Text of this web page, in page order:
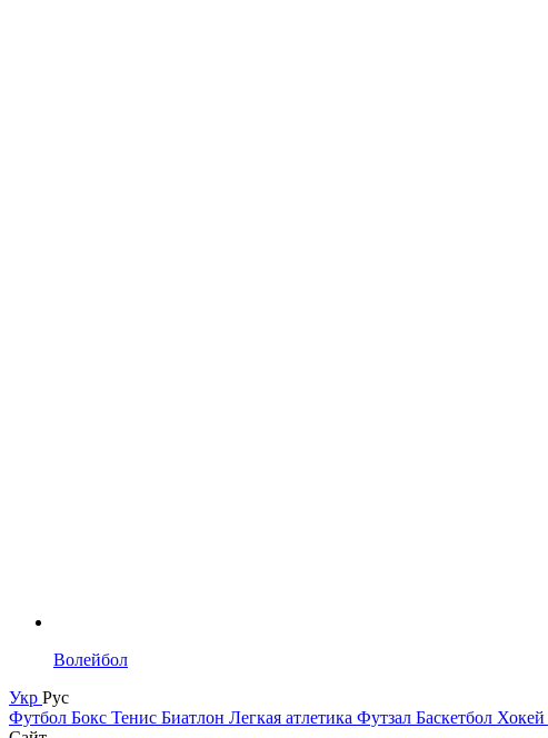
Волейбол
Укр Рус
Футбол Бокс Тенис Биатлон Легкая атлетика Футзал Баскетбол Хокей